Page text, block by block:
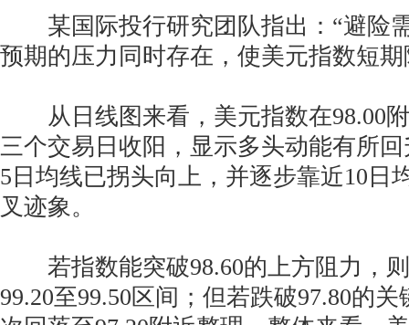
某国际投行研究团队指出：“避险
预期的压力同时存在，使美元指数短
从日线图来看，美元指数在98.00
三个交易日收阳，显示多头动能有所
5日均线已拐头向上，并逐步靠近10日
叉迹象。
若指数能突破98.60的上方阻力，
99.20至99.50区间；但若跌破97.80的